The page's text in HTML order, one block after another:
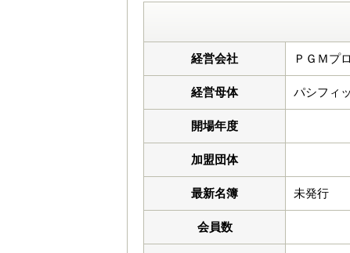
経営会社 ＰＧＭプ
経営母体 パシフィ
開場年度
加盟団体
最新名簿 未発行
会員数